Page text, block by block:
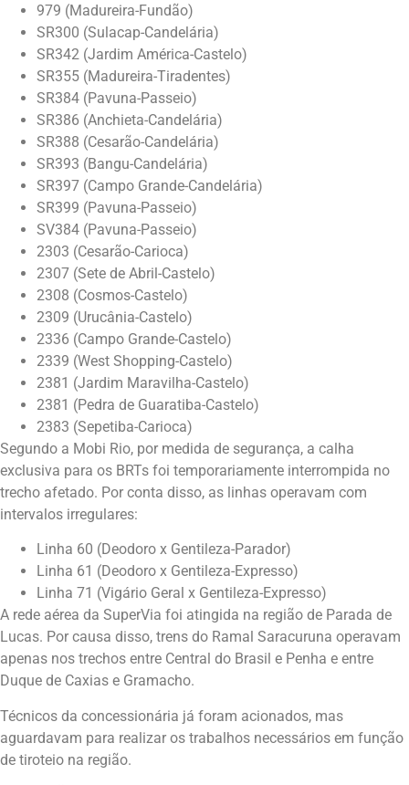
979 (Madureira-Fundão)
SR300 (Sulacap-Candelária)
SR342 (Jardim América-Castelo)
SR355 (Madureira-Tiradentes)
SR384 (Pavuna-Passeio)
SR386 (Anchieta-Candelária)
SR388 (Cesarão-Candelária)
SR393 (Bangu-Candelária)
SR397 (Campo Grande-Candelária)
SR399 (Pavuna-Passeio)
SV384 (Pavuna-Passeio)
2303 (Cesarão-Carioca)
2307 (Sete de Abril-Castelo)
2308 (Cosmos-Castelo)
2309 (Urucânia-Castelo)
2336 (Campo Grande-Castelo)
2339 (West Shopping-Castelo)
2381 (Jardim Maravilha-Castelo)
2381 (Pedra de Guaratiba-Castelo)
2383 (Sepetiba-Carioca)
Segundo a Mobi Rio, por medida de segurança, a calha
exclusiva para os BRTs foi temporariamente interrompida no
trecho afetado. Por conta disso, as linhas operavam com
intervalos irregulares:
Linha 60 (Deodoro x Gentileza-Parador)
Linha 61 (Deodoro x Gentileza-Expresso)
Linha 71 (Vigário Geral x Gentileza-Expresso)
A rede aérea da SuperVia foi atingida na região de Parada de
Lucas. Por causa disso, trens do Ramal Saracuruna operavam
apenas nos trechos entre Central do Brasil e Penha e entre
Duque de Caxias e Gramacho.
Técnicos da concessionária já foram acionados, mas
aguardavam para realizar os trabalhos necessários em função
de tiroteio na região.